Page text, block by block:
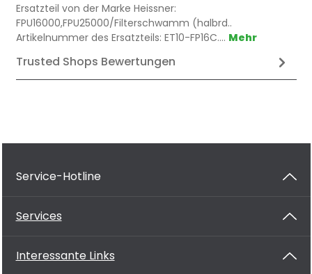
Ersatzteil von der Marke Heissner:
FPU16000,FPU25000/Filterschwamm (halbrd..
Artikelnummer des Ersatzteils: ET10-FP16C.… Mehr
Trusted Shops Bewertungen
Service-Hotline
Services
Interessante Links